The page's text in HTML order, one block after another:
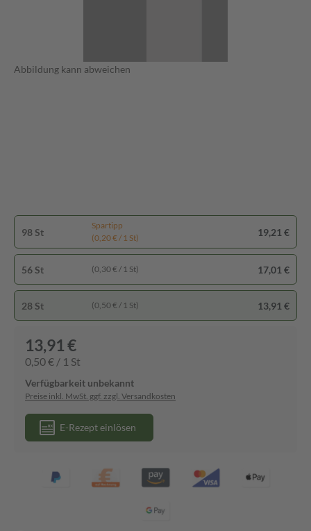
Abbildung kann abweichen
98 St
Spartipp
(0,20 € / 1 St)
19,21 €
56 St (0,30 € / 1 St) 17,01 €
28 St (0,50 € / 1 St) 13,91 €
13,91 €
0,50 € / 1 St
Verfügbarkeit unbekannt
Preise inkl. MwSt. ggf. zzgl. Versandkosten
E-Rezept einlösen